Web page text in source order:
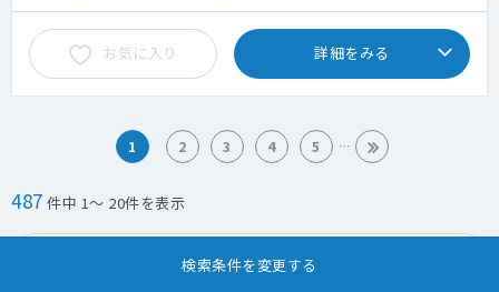
お気に入り 詳細をみる
1 2 3 4 5
487 件中 1～ 20件を表示
求人検索に戻る
検索条件を変更する